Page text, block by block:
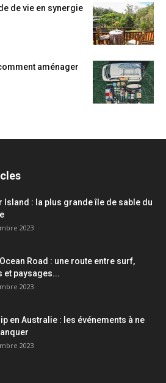
de vie en synergie
aménager
Island : la plus grande île de sable du
2023
Road : une route entre surf,
et paysages...
2023
en Australie : les événements à ne
2023